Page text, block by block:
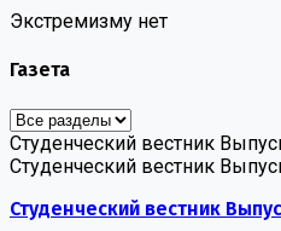
Экстремизму нет
Газета
Студенческий вестник
Студенческий вестник
Студенческий вестник